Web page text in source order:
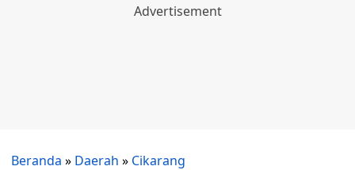
Beranda » Daerah » Cikarang